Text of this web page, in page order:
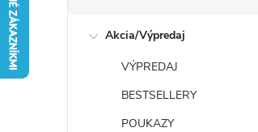
Akcia/Výpredaj
VÝPREDAJ
BESTSELLERY
POUKAZY